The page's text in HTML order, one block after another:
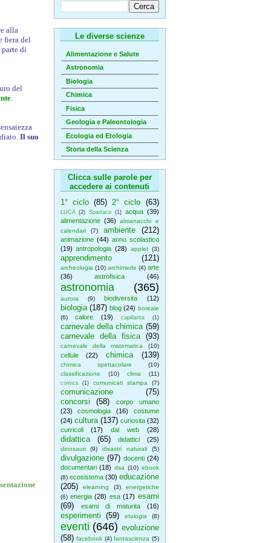
Le diverse scienze
Alimentazione e Salute
Astronomia
Biologia
Chimica
Fisica
Geologia e Paleontologia
Ecologia ed Etologia
Storia della Scienza
Clicca sulle parole per
accedere ai contenuti
1° ciclo (85) 2° ciclo (63)
LUCA (2) Spartaco (1) acqua (39)
alimentazione (36)
almanacchi e
calendari
(7) ambiente (212)
animazione (44) anno scolastico
(19) antropologia (28) applet (3)
apprendimento (121)
archeologia (10) archimede (4) arte
(36)
astrofisica (46)
astronomia (365)
aurora (9) biodiversita (12)
biologia (187) blog (24) boreale
(6)
calore (19) capillarita (1)
carnevale della chimica (59)
carnevale della fisica
(93)
carnevale della matematica (10)
cellule (22) chimica (139)
chimica spettacolare
(10)
classificazione
(10) clima (11)
comics (1) comunicati stampa (7)
comunicazione
(75)
concorsi
(58)
corpo umano
(23)
cosmologia (16)
costume
(24) cultura (137) curiosita (32)
curricoli
(17) dal web (28)
didattica (65) didattici (25)
dinosauri (9) disastri naturali (5)
divulgazione (97) docenti (24)
documentari (18) dsa (10) ebook
(8) ecosistema (30) educazione
(205)
elearning (3)
energetiche
(6) energia (28) esa (17) esami
(69)
esami di maturita (16)
esperimenti (59) etologia (8)
eventi (646) evoluzione
(58) facebook (4) fantascienza (5)
alla
fiera del
di
del
.
Il suo